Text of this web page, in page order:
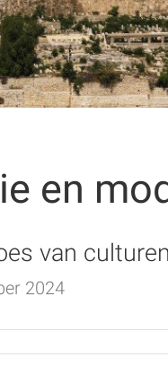
en
van
2024